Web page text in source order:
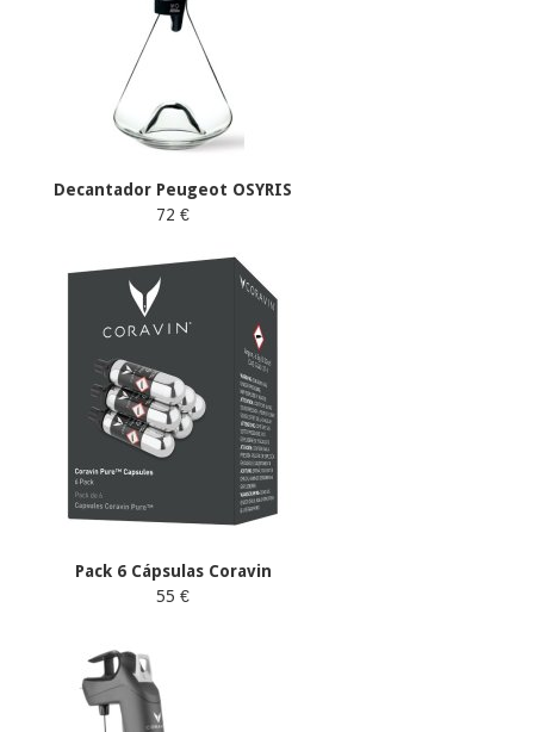
Decantador Peugeot OSYRIS
72 €
Pack 6 Cápsulas Coravin
55 €